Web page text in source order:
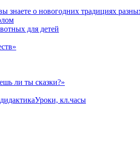
о новогодних традициях
для детей
ли ты сказки?»
Уроки, кл.часы